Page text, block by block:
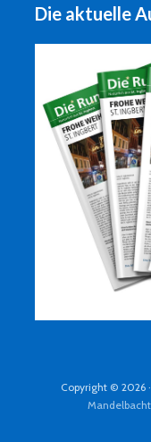
Die aktuelle
Copyright © 2026